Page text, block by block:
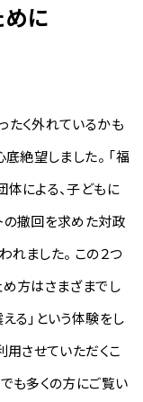
に
たく外れているかも
絶望しました。 「福
体による、子どもに
の撤回を求めた対政
れました。 この２つ
め方はさまざまでし
る」という体験をし
用させていただくこ
も多くの方にご覧い